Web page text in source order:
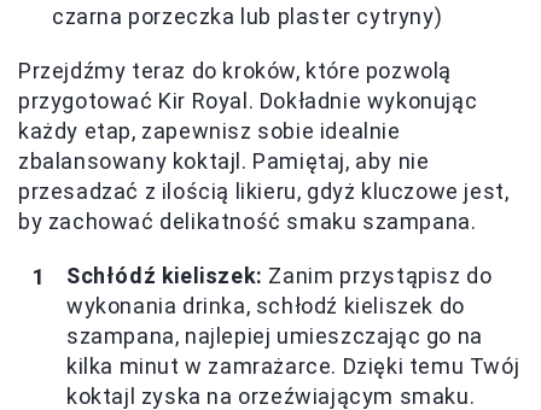
czarna porzeczka lub plaster cytryny)
Przejdźmy teraz do kroków, które pozwolą
przygotować Kir Royal. Dokładnie wykonując
każdy etap, zapewnisz sobie idealnie
zbalansowany koktajl. Pamiętaj, aby nie
przesadzać z ilością likieru, gdyż kluczowe jest,
by zachować delikatność smaku szampana.
Schłódź kieliszek: Zanim przystąpisz do
wykonania drinka, schłodź kieliszek do
szampana, najlepiej umieszczając go na
kilka minut w zamrażarce. Dzięki temu Twój
koktajl zyska na orzeźwiającym smaku.